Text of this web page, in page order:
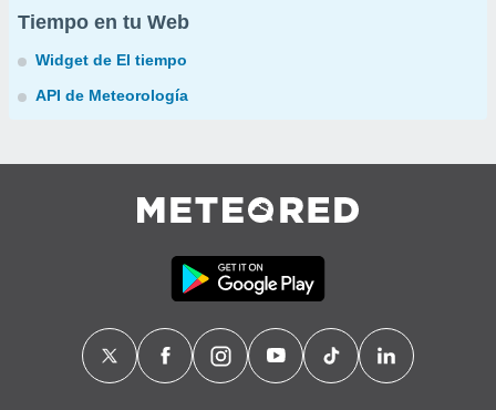
Tiempo en tu Web
Widget de El tiempo
API de Meteorología